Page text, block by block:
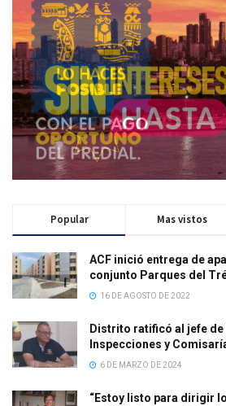
Popular Mas vistos
ACF inició entrega de
conjunto Parques del
16 DE AGOSTO DE 2022
Distrito ratificó al jefe de
Inspecciones y
6 DE MARZO DE 2024
“Estoy listo para dirigir